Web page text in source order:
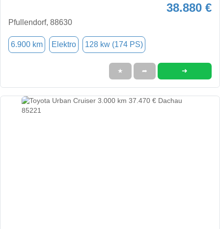
38.880 €
Pfullendorf, 88630
6.900 km Elektro 128 kw (174 PS)
★ ➦ ➜